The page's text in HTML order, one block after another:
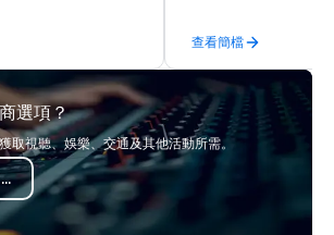
their wanderlust.
sightseeing excursion
incredible lights of
Strip or soaring
through the Grand
expeditions will
查看簡檔
選項？
取視聽、娛樂、交通及其他活動所需。
瞭解更多資訊